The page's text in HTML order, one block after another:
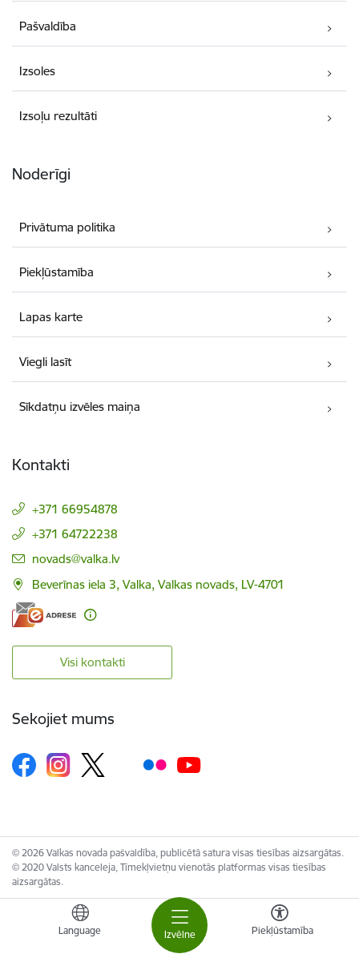
Izvēlne
Language Piekļūstamība
Pašvaldība
Izsoles
Izsoļu rezultāti
Noderīgi
Privātuma politika
Piekļūstamība
Lapas karte
Viegli lasīt
Sīkdatņu izvēles maiņa
Kontakti
+371 66954878
+371 64722238
E-pasts:
novads@valka.lv
Beverīnas iela 3, Valka, Valkas novads, LV-4701
Visi kontakti
Sekojiet mums
© 2026 Valkas novada pašvaldība, publicētā satura visas tiesības aizsargātas.
© 2020 Valsts kanceleja, Tīmekļvietņu vienotās platformas visas tiesības
aizsargātas.